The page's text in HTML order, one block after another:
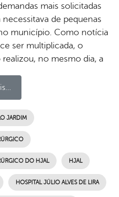
mais solicitadas
de pequenas
município. Como notícia
ser multiplicada, o
realizou, no mesmo dia, a
JARDIM
DO HJAL HJAL
HOSPITAL JÚLIO ALVES DE LIRA